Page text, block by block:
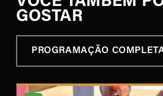
GOSTAR
PROGRAMAÇÃO